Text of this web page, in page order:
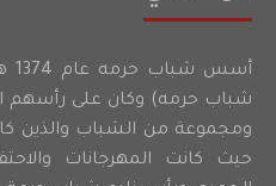
شباب حرمه) وكان على رأسهم
ومجموعة من الشباب والذين
حيث كانت المهرجانات